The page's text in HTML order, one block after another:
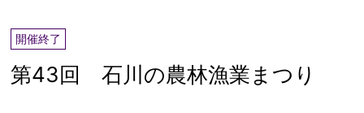
開催終了
第43回 石川の農林漁業まつり